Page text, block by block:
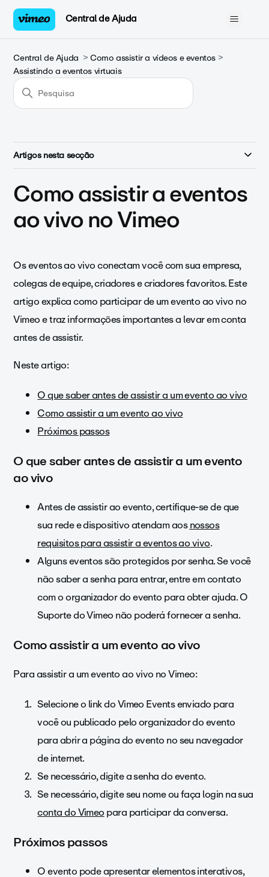
Central de Ajuda
Central de Ajuda
Como assistir a vídeos e eventos
Assistindo a eventos virtuais
Artigos nesta secção
Como assistir a eventos
ao vivo no Vimeo
Os eventos ao vivo conectam você com sua empresa,
colegas de equipe, criadores e criadores favoritos. Este
artigo explica como participar de um evento ao vivo no
Vimeo e traz informações importantes a levar em conta
antes de assistir.
Neste artigo:
O que saber antes de assistir a um evento ao vivo
Como assistir a um evento ao vivo
Próximos passos
O que saber antes de assistir a um evento
ao vivo
Antes de assistir ao evento, certifique-se de que
sua rede e dispositivo atendam aosnossos
requisitos para assistir a eventos ao vivo.
Alguns eventos são protegidos por senha. Se você
não saber a senha para entrar, entre em contato
com o organizador do evento para obter ajuda. O
Suporte do Vimeo não poderá fornecer a senha.
Como assistir a um evento ao vivo
Para assistir a um evento ao vivo no Vimeo:
Selecione o link do Vimeo Events enviado para
você ou publicado pelo organizador do evento
para abrir a página do evento no seu navegador
de internet.
Se necessário, digite a senha do evento.
Se necessário, digite seu nome ou faça login na sua
conta do Vimeopara participar da conversa.
Próximos passos
O evento pode apresentar elementos interativos,